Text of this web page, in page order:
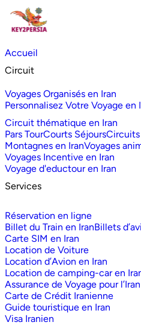
Accueil
Circuit
Voyages Organisés en Iran
Personnalisez Votre Voyage en
Circuit thématique en Iran
Pars TourCourts SéjoursCircuits
Montagnes en IranVoyages
Voyages Incentive en Iran
Voyage d'eductour en Iran
Services
Réservation en ligne
Billet du Train en IranBillets
Carte SIM en Iran
Location de Voiture
Location d’Avion en Iran
Location de camping-car en
Assurance de Voyage pour l’Iran
Carte de Crédit Iranienne
Guide touristique en Iran
Visa Iranien